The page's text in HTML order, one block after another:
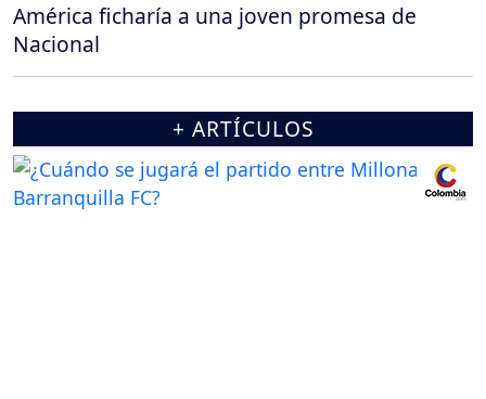
América ficharía a una joven promesa de
Nacional
+ ARTÍCULOS